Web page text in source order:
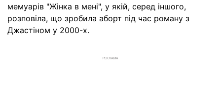
мемуарів "Жінка в мені", у якій, серед іншого,
розповіла, що зробила аборт під час роману з
Джастіном у 2000-х.
РЕКЛАМА